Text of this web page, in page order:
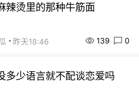
辣烫里的那种牛筋面
昨天18:46 139 0
多少语言就不配谈恋爱吗